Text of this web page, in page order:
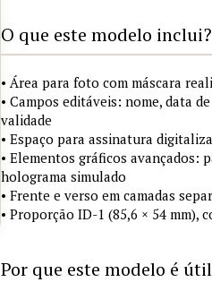
O que este modelo inclui?
• Área para foto com máscara
• Campos editáveis: nome, data
validade
• Espaço para assinatura
• Elementos gráficos avançados:
holograma simulado
• Frente e verso em camadas
• Proporção ID-1 (85,6 × 54
Por que este modelo é